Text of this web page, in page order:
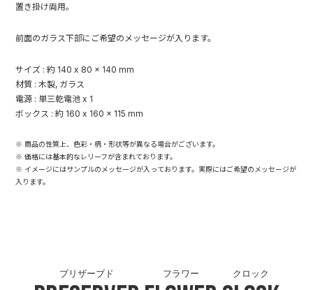
置き掛け両用。
前面のガラス下部にご希望のメッセージが入ります。
サイズ : 約 140 x 80 x 140 mm
材質 : 木製, ガラス
電源 : 単三乾電池 x 1
ボックス : 約 160 x 160 x 115 mm
※ 商品の性質上、色彩・柄・形状等が異なる場合がございます。
※ 価格には基本的なレリーフが含まれております。
※ イメージにはサンプルのメッセージが入っております。実際にはご希望のメッセージが
入ります。
プリザーブド フラワー クロック